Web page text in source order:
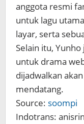
anggota resmi
untuk lagu
layar, serta
Selain itu,
untuk drama
dijadwalkan
mendatang.
Source: soompi
Indotrans: